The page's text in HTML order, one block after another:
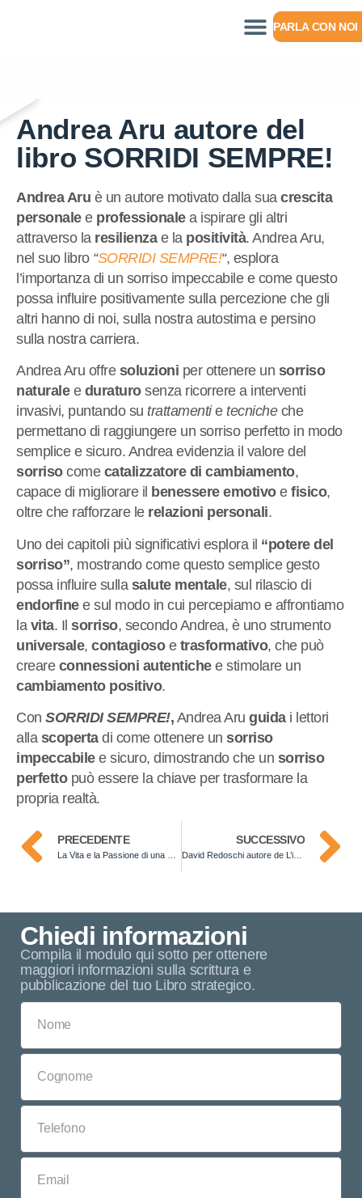
PARLA CON NOI
Andrea Aru autore del
libro SORRIDI SEMPRE!
Andrea Aru è un autore motivato dalla sua crescita
personalee professionalea ispirare gli altri
attraverso la resilienzae la positività. Andrea Aru,
nel suo libro “SORRIDI SEMPRE!“, esplora
l’importanza di un sorriso impeccabile e come questo
possa influire positivamente sulla percezione che gli
altri hanno di noi, sulla nostra autostima e persino
sulla nostra carriera.
Andrea Aru offre soluzioni per ottenere un sorriso
naturalee duraturosenza ricorrere a interventi
invasivi, puntando su trattamentie tecnicheche
permettano di raggiungere un sorriso perfetto in modo
semplice e sicuro. Andrea evidenzia il valore del
sorrisocome catalizzatore di cambiamento,
capace di migliorare il benessere emotivoe fisico,
oltre che rafforzare le relazioni personali.
Uno dei capitoli più significativi esplora il “potere del
sorriso”, mostrando come questo semplice gesto
possa influire sulla salute mentale, sul rilascio di
endorfinee sul modo in cui percepiamo e affrontiamo
la vita. Il sorriso, secondo Andrea, è uno strumento
universale, contagiosoe trasformativo, che può
creare connessioni autentichee stimolare un
cambiamento positivo.
Con SORRIDI SEMPRE!, Andrea Aru guidai lettori
alla scopertadi come ottenere un sorriso
impeccabilee sicuro, dimostrando che un sorriso
perfettopuò essere la chiave per trasformare la
propria realtà.
PRECEDENTE SUCCESSIVO
David Redoschi autore de L’inizio è alla fine
Chiedi informazioni
Compila il modulo qui sotto per ottenere
maggiori informazioni sulla scrittura e
pubblicazione del tuo Libro strategico.